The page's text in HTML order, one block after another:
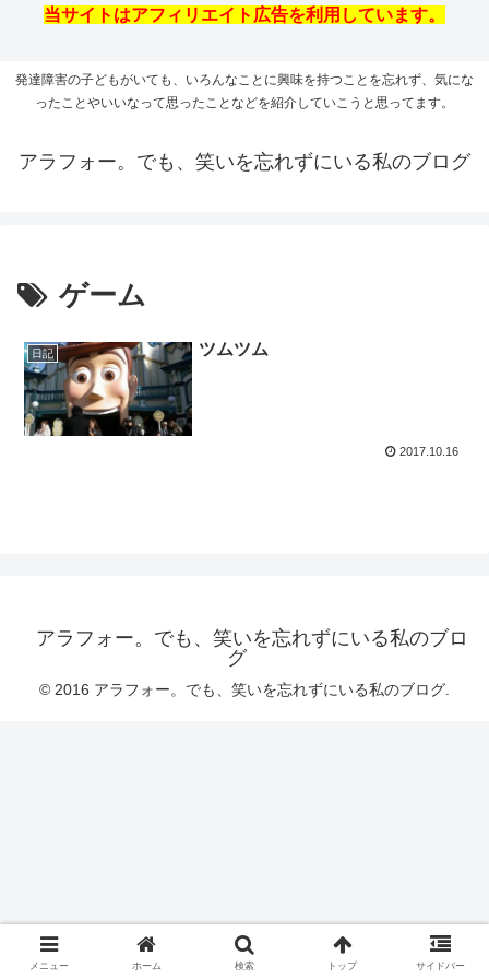
当サイトはアフィリエイト広告を利用しています。
発達障害の子どもがいても、いろんなことに興味を持つことを忘れず、気にな
ったことやいいなって思ったことなどを紹介していこうと思ってます。
アラフォー。でも、笑いを忘れずにいる私のブログ
ゲーム
日記 ツムツム
2017.10.16
アラフォー。でも、笑いを忘れずにいる私のブロ
グ
© 2016 アラフォー。でも、笑いを忘れずにいる私のブログ.
メニュー ホーム 検索 トップ サイドバー